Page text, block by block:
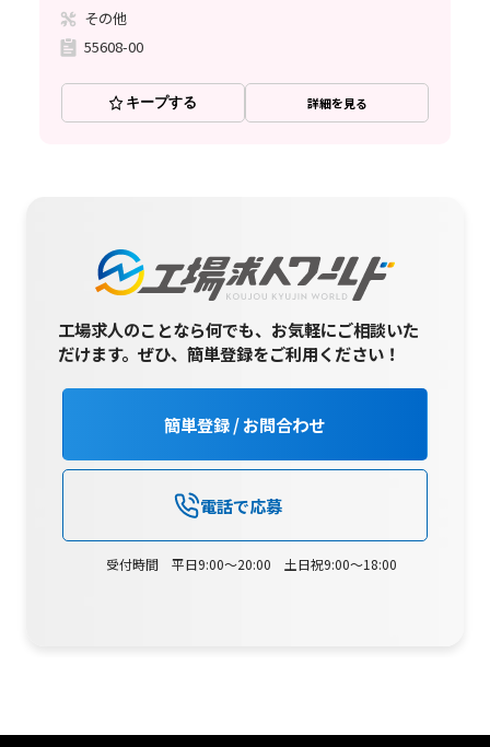
その他
55608-00
キープする 詳細を見る
工場求人のことなら何でも、お気軽にご相談いた
だけます。ぜひ、簡単登録をご利用ください！
簡単登録 / お問合わせ
電話で応募
受付時間 平日9:00～20:00 土日祝9:00～18:00